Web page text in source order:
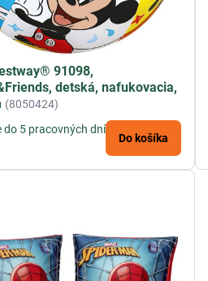
91098,
detská, nafukovacia,
(8050424)
do 5 pracovných dní
Do košíka